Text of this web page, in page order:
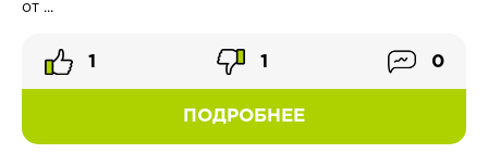
от ...
ПОДРОБНЕЕ
1 1 0